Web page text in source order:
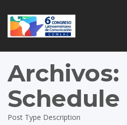
Archivos:
Schedule
Post Type Description